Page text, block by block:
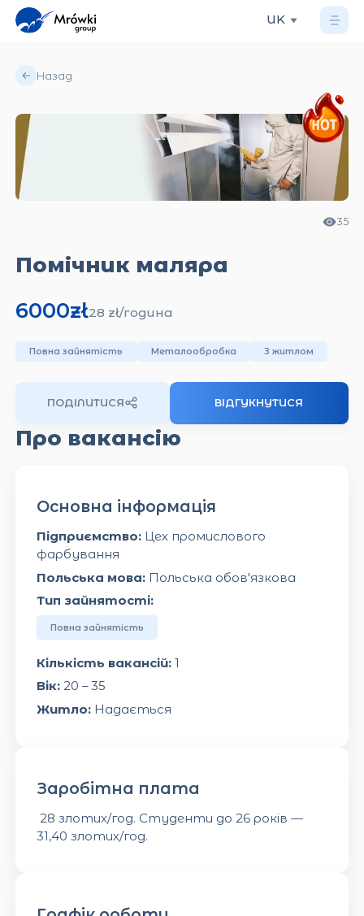
UK
Назад
35
Помічник маляра
6000zł28 zł/година
Повна зайнятість Металообробка З житлом
ПОДІЛИТИСЯ ВІДГУКНУТИСЯ
Про вакансію
Основна інформація
Підприємство: Цех промислового
фарбування
Польська мова: Польська обов'язкова
Тип зайнятості:
Повна зайнятість
Кількість вакансій: 1
Вік: 20 – 35
Житло: Надається
Заробітна плата
28 злотих/год. Студенти до 26 років —
31,40 злотих/год.